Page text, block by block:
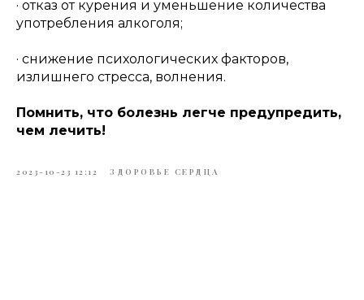
· отказ от курения и уменьшение количества
употребления алкоголя;
· снижение психологических факторов,
излишнего стресса, волнения.
Помнить, что болезнь легче предупредить,
чем лечить!
2023-10-23 12:12 ЗДОРОВЬЕ СЕРДЦА